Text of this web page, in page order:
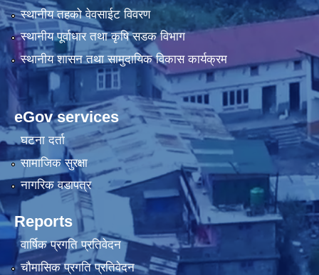
स्थानीय तहको वेवसाईट विवरण
स्थानीय पूर्वाधार तथा कृषि सडक विभाग
स्थानीय शासन तथा सामुदायिक विकास कार्यक्रम
eGov services
घटना दर्ता
सामाजिक सुरक्षा
नागरिक वडापत्र
Reports
वार्षिक प्रगति प्रतिवेदन
चौमासिक प्रगति प्रतिवेदन